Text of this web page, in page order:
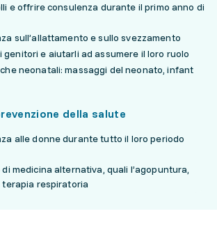
e offrire consulenza durante il primo anno di
sull’allattamento e sullo svezzamento
genitori e aiutarli ad assumere il loro ruolo
neonatali: massaggi del neonato, infant
della salute
alle donne durante tutto il loro periodo
medicina alternativa, quali l’agopuntura,
terapia respiratoria